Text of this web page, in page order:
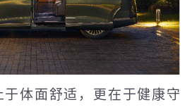
体面舒适，更在于健康守